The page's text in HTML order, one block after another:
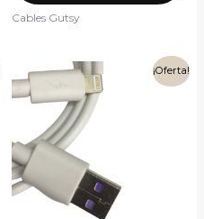
Cables Gutsy
¡Oferta!
El
precio
original
era:
$120.00.